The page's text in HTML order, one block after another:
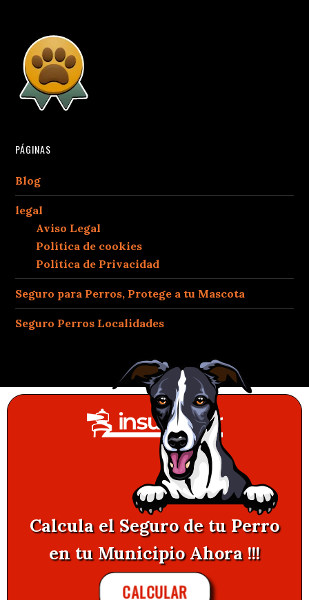
PÁGINAS
Blog
legal
Aviso Legal
Política de cookies
Política de Privacidad
Seguro para Perros, Protege a tu Mascota
Seguro Perros Localidades
Calcula el Seguro de tu Perro
en tu Municipio Ahora !!!
CALCULAR